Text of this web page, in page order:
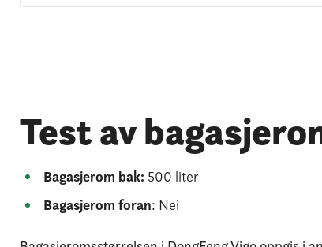
Test av
Bagasjerom bak: 500 liter
Bagasjerom foran: Nei